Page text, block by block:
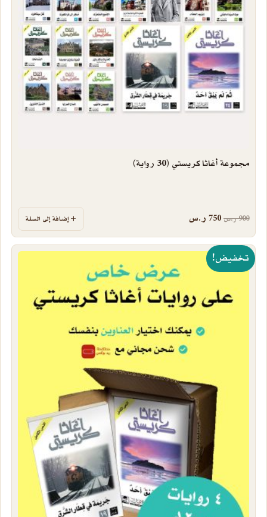
مجموعة أغاثا كريستي (30 رواية)
900ر.س السعر الأصلي هو: 900 ر.س.
750 ر.سالسعر الحالي هو: 750 ر.س. إضافة إلى السلة
تخفيض!